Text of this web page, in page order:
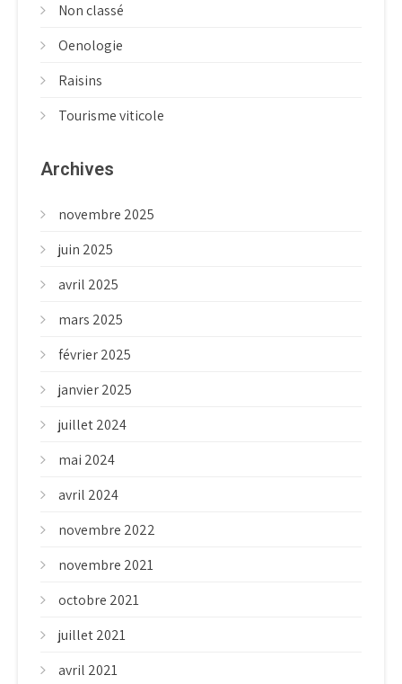
Non classé
Oenologie
Raisins
Tourisme viticole
Archives
novembre 2025
juin 2025
avril 2025
mars 2025
février 2025
janvier 2025
juillet 2024
mai 2024
avril 2024
novembre 2022
novembre 2021
octobre 2021
juillet 2021
avril 2021